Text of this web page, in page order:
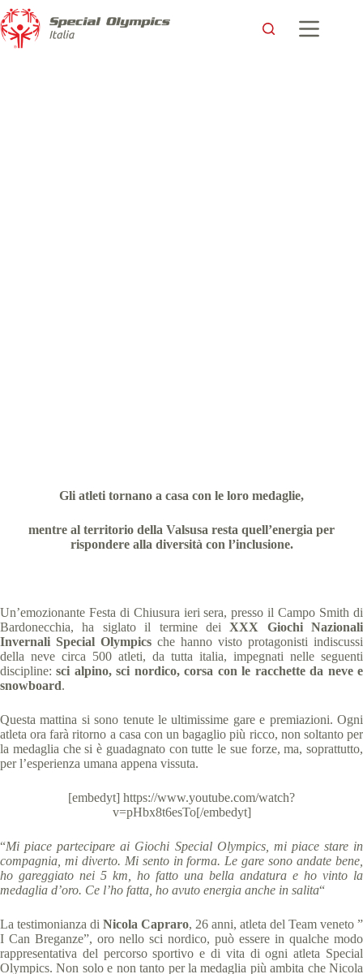
Gli atleti tornano a casa con le loro medaglie,
mentre al territorio della Valsusa resta quell’energia per
rispondere alla diversità con l’inclusione.
Un’emozionante Festa di Chiusura ieri sera, presso il Campo Smith di
Bardonecchia, ha siglato il termine deiXXX Giochi Nazionali
Invernali Special Olympics che hanno visto protagonisti indiscussi
della neve circa 500 atleti, da tutta italia, impegnati nelle seguenti
discipline: sci alpino, sci nordico, corsa con le racchette da neve e
snowboard.
Questa mattina si sono tenute le ultimissime gare e premiazioni. Ogni
atleta ora farà ritorno a casa con un bagaglio più ricco, non soltanto per
la medaglia che si è guadagnato con tutte le sue forze, ma, soprattutto,
per l’esperienza umana appena vissuta.
[embedyt] https://www.youtube.com/watch?
v=pHbx8t6esTo[/embedyt]
“Mi piace partecipare ai Giochi Special Olympics, mi piace stare in
compagnia, mi diverto. Mi sento in forma. Le gare sono andate bene,
ho gareggiato nei 5 km, ho fatto una bella andatura e ho vinto la
medaglia d’oro. Ce l’ho fatta, ho avuto energia anche in salita“
La testimonianza di Nicola Capraro, 26 anni, atleta del Team veneto ”
I Can Breganze”, oro nello sci nordico, può essere in qualche modo
rappresentativa del percorso sportivo e di vita di ogni atleta Special
Olympics. Non solo e non tanto per la medaglia più ambita che Nicola